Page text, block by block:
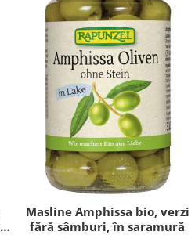
Masline Amphissa bio, verzi
fără sâmburi, în saramură